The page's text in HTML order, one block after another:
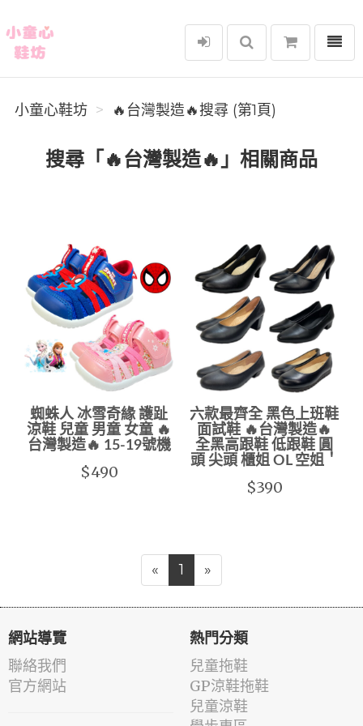
小童心鞋坊
選單
小童心鞋坊 🔥台灣製造🔥搜尋 (第1頁)
搜尋「🔥台灣製造🔥」相關商品
蜘蛛人 冰雪奇緣 護趾
涼鞋 兒童 男童 女童 🔥
台灣製造🔥 15-19號機
$490
六款最齊全 黑色上班鞋
面試鞋 🔥台灣製造🔥
全黑高跟鞋 低跟鞋 圓
頭 尖頭 櫃姐 OL 空姐＇
$390
« 1 »
網站導覽
聯絡我們
官方網站
熱門分類
兒童拖鞋
GP涼鞋拖鞋
兒童涼鞋